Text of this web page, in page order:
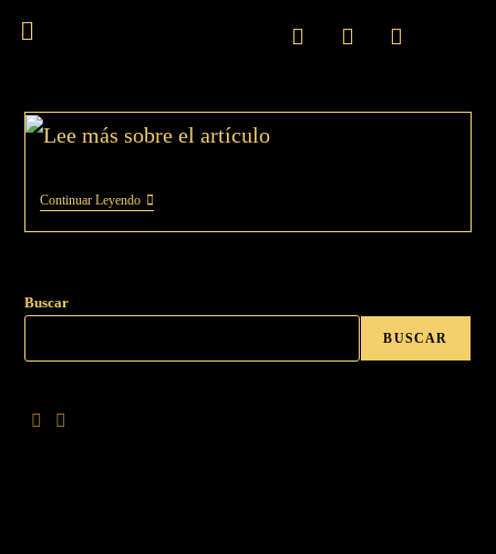
Continuar Leyendo
Buscar
BUSCAR